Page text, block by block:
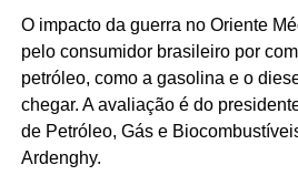
O impacto da guerra no Oriente
pelo consumidor brasileiro por
petróleo, como a gasolina e o
chegar. A avaliação é do
de Petróleo, Gás e
Ardenghy.